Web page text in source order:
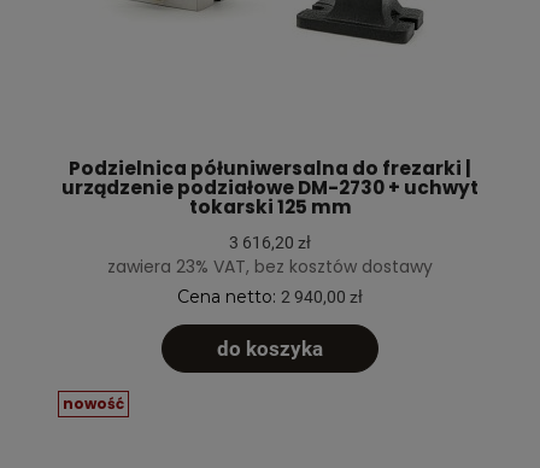
Podzielnica półuniwersalna do frezarki |
urządzenie podziałowe DM-2730 + uchwyt
tokarski 125 mm
3 616,20 zł
zawiera 23% VAT, bez kosztów dostawy
Cena netto: 2 940,00 zł
do koszyka
nowość